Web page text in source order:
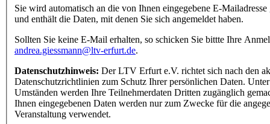
Sie wird automatisch an die von Ihnen eingegebene E-Mailadresse
und enthält die Daten, mit denen Sie sich angemeldet haben.
Sollten Sie keine E-Mail erhalten, so schicken Sie bittte Ihre
andrea.giessmann@ltv-erfurt.de.
Datenschutzhinweis: Der LTV Erfurt e.V. richtet sich nach den
Datenschutzrichtlinien zum Schutz Ihrer persönlichen Daten.
Umständen werden Ihre Teilnehmerdaten Dritten zugänglich
Ihnen eingegebenen Daten werden nur zum Zwecke für die
Veranstaltung verwendet.